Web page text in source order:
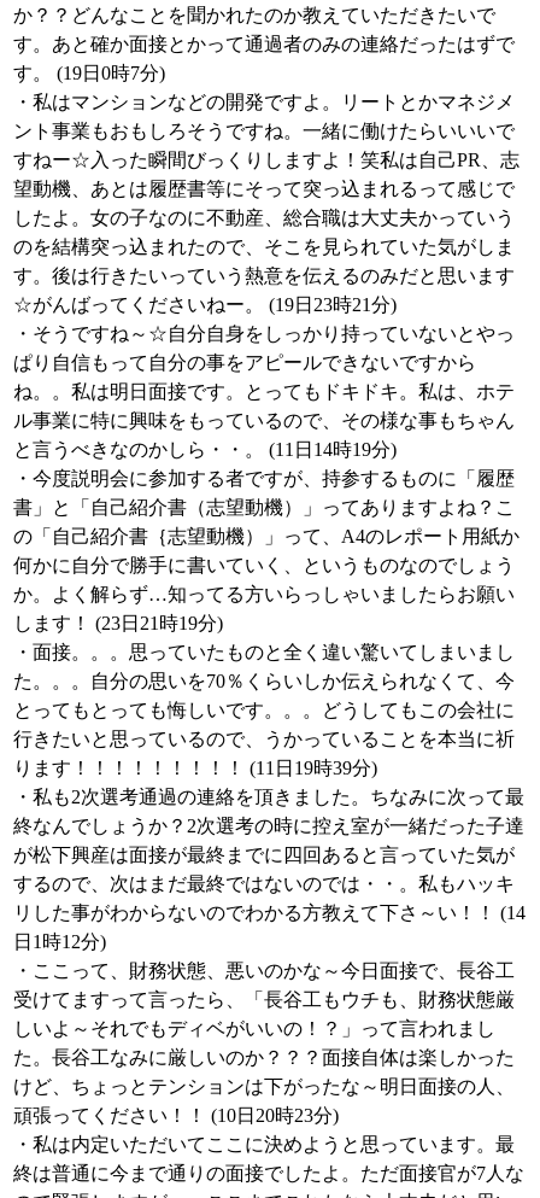
か？？どんなことを聞かれたのか教えていただきたいで
す。あと確か面接とかって通過者のみの連絡だったはずで
す。 (19日0時7分)
・私はマンションなどの開発ですよ。リートとかマネジメ
ント事業もおもしろそうですね。一緒に働けたらいいいで
すねー☆入った瞬間びっくりしますよ！笑私は自己PR、志
望動機、あとは履歴書等にそって突っ込まれるって感じで
したよ。女の子なのに不動産、総合職は大丈夫かっていう
のを結構突っ込まれたので、そこを見られていた気がしま
す。後は行きたいっていう熱意を伝えるのみだと思います
☆がんばってくださいねー。 (19日23時21分)
・そうですね～☆自分自身をしっかり持っていないとやっ
ぱり自信もって自分の事をアピールできないですから
ね。。私は明日面接です。とってもドキドキ。私は、ホテ
ル事業に特に興味をもっているので、その様な事もちゃん
と言うべきなのかしら・・。 (11日14時19分)
・今度説明会に参加する者ですが、持参するものに「履歴
書」と「自己紹介書（志望動機）」ってありますよね？こ
の「自己紹介書｛志望動機）」って、A4のレポート用紙か
何かに自分で勝手に書いていく、というものなのでしょう
か。よく解らず…知ってる方いらっしゃいましたらお願い
します！ (23日21時19分)
・面接。。。思っていたものと全く違い驚いてしまいまし
た。。。自分の思いを70％くらいしか伝えられなくて、今
とってもとっても悔しいです。。。どうしてもこの会社に
行きたいと思っているので、うかっていることを本当に祈
ります！！！！！！！！！ (11日19時39分)
・私も2次選考通過の連絡を頂きました。ちなみに次って最
終なんでしょうか？2次選考の時に控え室が一緒だった子達
が松下興産は面接が最終までに四回あると言っていた気が
するので、次はまだ最終ではないのでは・・。私もハッキ
リした事がわからないのでわかる方教えて下さ～い！！ (14
日1時12分)
・ここって、財務状態、悪いのかな～今日面接で、長谷工
受けてますって言ったら、「長谷工もウチも、財務状態厳
しいよ～それでもディベがいいの！？」って言われまし
た。長谷工なみに厳しいのか？？？面接自体は楽しかった
けど、ちょっとテンションは下がったな～明日面接の人、
頑張ってください！！ (10日20時23分)
・私は内定いただいてここに決めようと思っています。最
終は普通に今まで通りの面接でしたよ。ただ面接官が7人な